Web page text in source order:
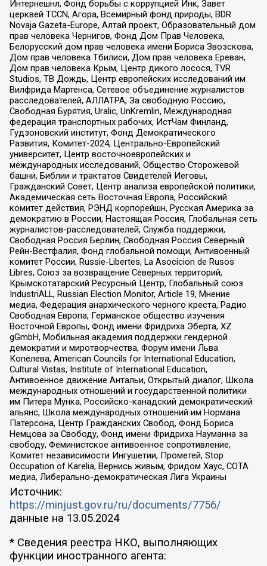
Интернешнл, Фонд борьбы с коррупцией Инк, Завет
церквей TCCN, Агора, Всемирный фонд природы, BDR
Novaja Gazeta-Europe, Алтай проект, Образовательный дом
прав человека Чернигов, Фонд Дом Прав Человека,
Белорусский дом прав человека имени Бориса Звозскова,
Дом прав человека Тбилиси, Дом прав человека Ереван,
Дом прав человека Крым, Центр дикого лосося, TVR
Studios, ТВ Дождь, Центр европейских исследований им
Вилфрида Мартенса, Сетевое объединение журналистов
расследователей, АЛЛАТРА, За свободную Россию,
Свободная Бурятия, Uralic, UnKremlin, Международная
федерация транспортных рабочих, ИстЧам Финланд,
Гудзоновский институт, Фонд Демократического
Развития, Комитет-2024, Центрально-Европейский
университет, Центр восточноевропейских и
международных исследований, Общество Сторожевой
башни, Библии и трактатов Свидетелей Иеговы,
Гражданский Совет, Центр анализа европейской политики,
Академическая сеть Восточная Европа, Российский
комитет действия, РЭНД корпорейшн, Русская Америка за
демократию в России, Настоящая Россия, Глобальная сеть
журналистов-расследователей, Служба поддержки,
Свободная Россия Берлин, Свободная Россия Северный
Рейн-Вестфалия, Фонд глобальной помощи, Антивоенный
комитет России, Russie-Libertes, La Asocicion de Rusos
Libres, Союз за возвращение Северных территорий,
Крымскотатарский Ресурсный Центр, Глобальный союз
IndustriALL, Russian Election Monitor, Article 19, Мнение
медиа, Федерация анархического черного креста, Радио
Свободная Европа, Германское общество изучения
Восточной Европы, Фонд имени Фридриха Эберта, XZ
gGmbH, Мобильная академия поддержки гендерной
демократии и миротворчества, Форум имени Льва
Копелева, American Councils for International Education,
Cultural Vistas, Institute of International Education,
Антивоенное движение Антальи, Открытый диалог, Школа
международных отношений и государственной политики
им Питера Мунка, Российско-канадский демократический
альянс, Школа международных отношений им Нормана
Патерсона, Центр Гражданских Свобод, Фонд Бориса
Немцова за Свободу, Фонд имени Фридриха Науманна за
свободу, Феминистское антивоенное сопротивление,
Комитет независимости Ингушетии, Прометей, Stop
Occupation of Karelia, Вернись живым, Фридом Хаус, СОТА
медиа, Либерально-демократическая Лига Украины
Источник:
https://minjust.gov.ru/ru/documents/7756/
данные на 13.05.2024
* Сведения реестра НКО, выполняющих
функции иностранного агента: